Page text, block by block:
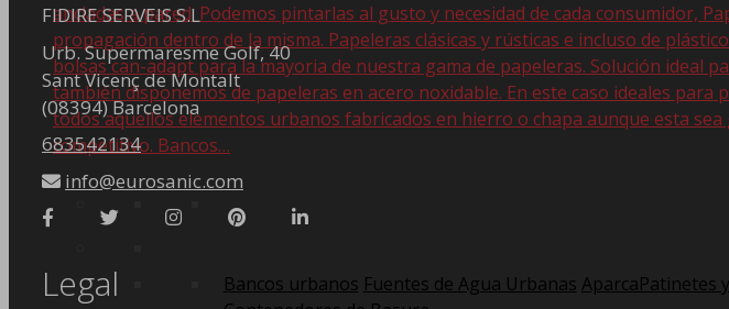
ancladas a pared. Podemos pintarlas al gusto y necesidad de cada consumidor,
propagación dentro de la misma. Papeleras clásicas y rústicas e incluso de
bolsas can-adapt para la mayoria de nuestra gama de papeleras. Solución ideal
también disponemos de papeleras en acero noxidable. En este caso ideales
todos aquellos elementos urbanos fabricados en hierro o chapa aunque esta
competitivo. Bancos…
Bancos urbanos Fuentes de Agua Urbanas AparcaPatinetes
FIDIRE SERVEIS S.L
Urb. Supermaresme Golf, 40
Sant Vicenç de Montalt
(08394) Barcelona
683542134
info@eurosanic.com
Legal